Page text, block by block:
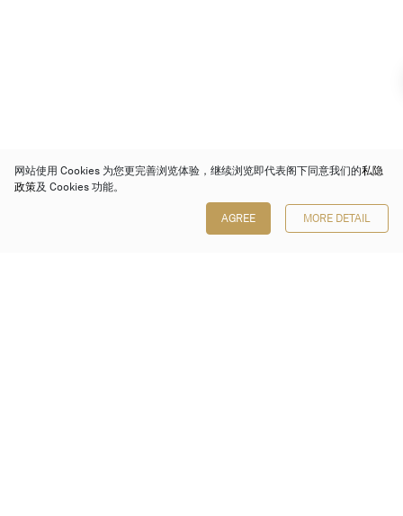
网站使用 Cookies 为您更完善浏览体验，继续浏览即代表阁下同意我们的私隐
政策及 Cookies 功能。
AGREE MORE DETAIL